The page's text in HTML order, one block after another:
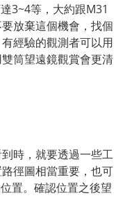
3~4等，大約跟M31
放棄這個機會，找個
經驗的觀測者可以用
筒望遠鏡觀賞會更清
時，就要透過一些工
徑圖相當重要，也可
置。確認位置之後望